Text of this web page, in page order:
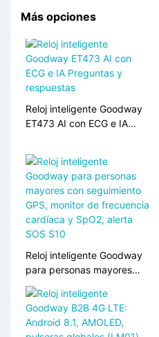
Más opciones
Reloj inteligente Goodway
ET473 AI con ECG e IA
Reloj inteligente Goodway
para personas mayores
con seguimiento GPS,
monitor de frecuencia
cardíaca y SpO2, alerta
SOS S10